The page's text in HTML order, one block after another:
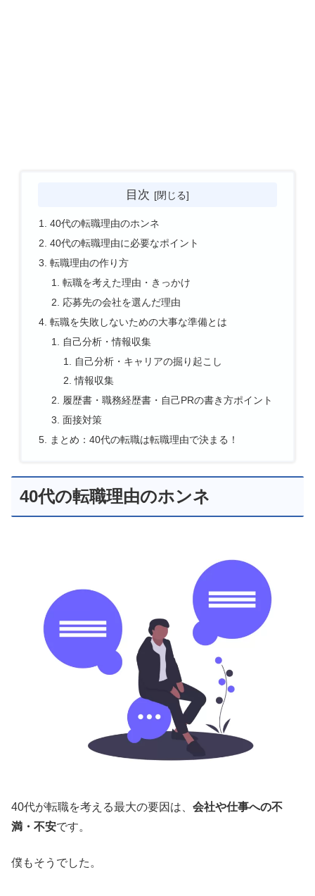
目次
40代の転職理由のホンネ
40代の転職理由に必要なポイント
転職理由の作り方
転職を考えた理由・きっかけ
応募先の会社を選んだ理由
転職を失敗しないための大事な準備とは
自己分析・情報収集
自己分析・キャリアの掘り起こし
情報収集
履歴書・職務経歴書・自己PRの書き方ポイント
面接対策
まとめ：40代の転職は転職理由で決まる！
40代の転職理由のホンネ
40代が転職を考える最大の要因は、 会社や仕事への不
満・不安です。
僕もそうでした。